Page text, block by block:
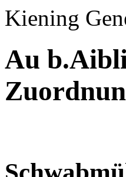
Kiening
Au